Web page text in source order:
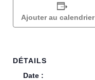
Ajouter au calendrier
DÉTAILS
Date :